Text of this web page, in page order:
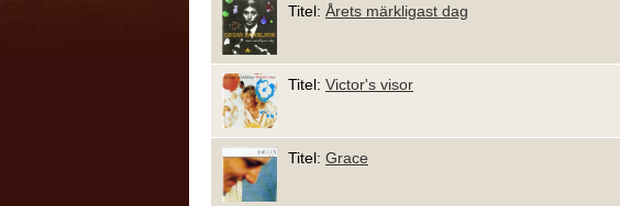
Titel: Årets märkligast dag
Titel: Victor's visor
Titel: Grace